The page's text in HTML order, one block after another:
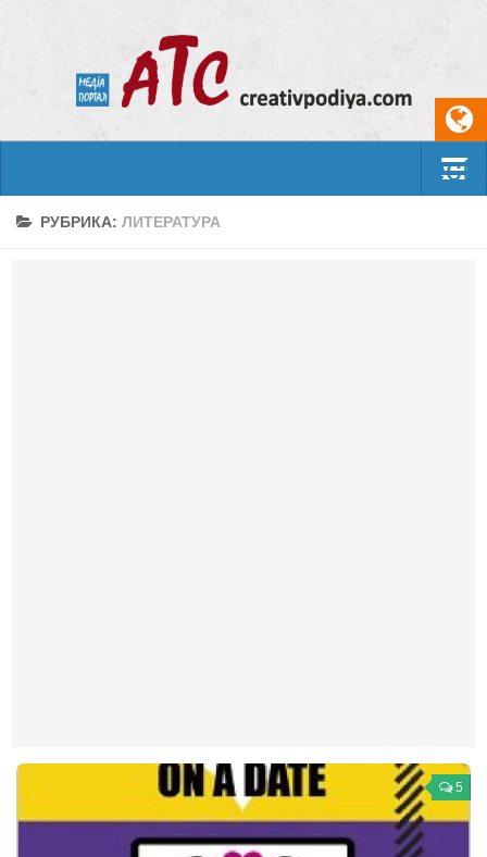
События
Деньги
РУБРИКА: ЛИТЕРАТУРА
5